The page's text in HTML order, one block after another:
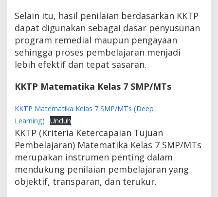
Selain itu, hasil penilaian berdasarkan KKTP
dapat digunakan sebagai dasar penyusunan
program remedial maupun pengayaan
sehingga proses pembelajaran menjadi
lebih efektif dan tepat sasaran.
KKTP Matematika Kelas 7 SMP/MTs
KKTP Matematika Kelas 7 SMP/MTs (Deep
Learning)
Unduh
KKTP (Kriteria Ketercapaian Tujuan
Pembelajaran) Matematika Kelas 7 SMP/MTs
merupakan instrumen penting dalam
mendukung penilaian pembelajaran yang
objektif, transparan, dan terukur.